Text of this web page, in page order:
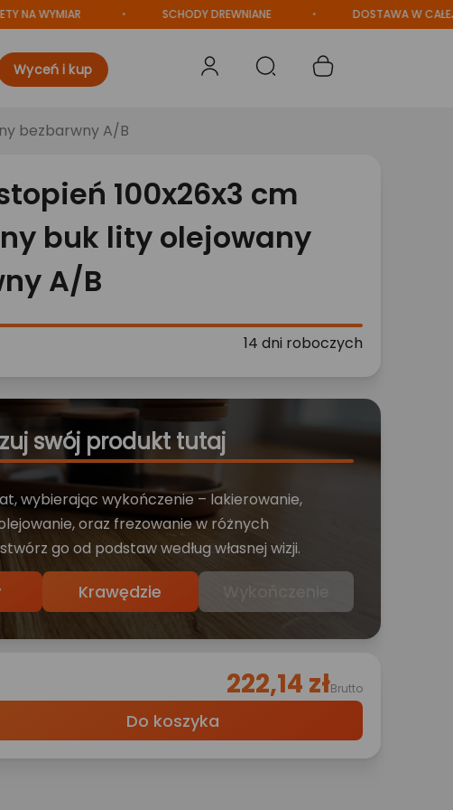
WYMIAR SCHODY DREWNIANE DOSTAWA W CAŁEJ
Wyceń i kup
bezbarwny A/B
100x26x3 cm
buk lity olejowany
A/B
14 dni roboczych
swój produkt tutaj
wybierając wykończenie – lakierowanie,
oraz frezowanie w różnych
go od podstaw według własnej wizji.
Krawędzie
222,14 złBrutto
Do koszyka